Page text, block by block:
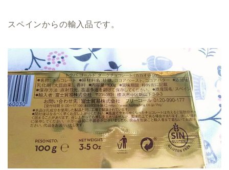
スペインからの輸入品です。